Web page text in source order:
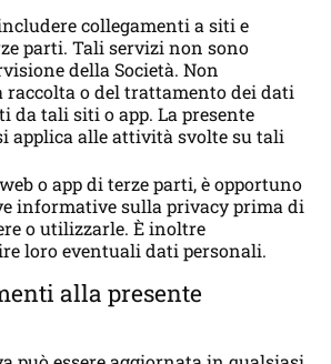
collegamenti a siti e
parti. Tali servizi non sono
della Società. Non
o del trattamento dei dati
da tali siti o app. La presente
applica alle attività svolte su tali
o app di terze parti, è opportuno
informative sulla privacy prima di
o utilizzarle. È inoltre
loro eventuali dati personali.
alla presente